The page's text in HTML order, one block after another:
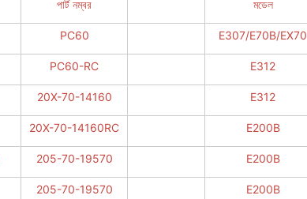
পার্ট নম্বর মডেল
PC60 E307/E70B/EX70
PC60-RC E312
20X-70-14160 E312
20X-70-14160RC E200B
205-70-19570 E200B
205-70-19570 E200B